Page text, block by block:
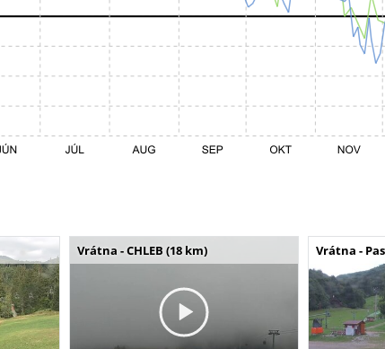
Vrátna - CHLEB (18 km) Vrátna -